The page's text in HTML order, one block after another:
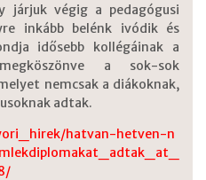
járjuk végig a pedagógusi
inkább belénk ivódik és
idősebb kollégáinak a
a sok-sok
nemcsak a diákoknak,
adtak.
hatvan-hetven-n